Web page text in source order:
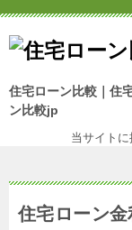
住宅ローン比較｜住
ン比較jp
当サイト
住宅ローン